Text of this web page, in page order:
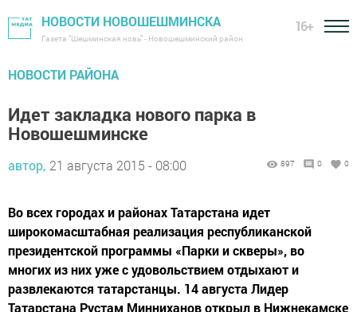
НОВОСТИ НОВОШЕШМИНСКА
Газета "Шешминская новь" - Новошешминский район
16+
НОВОСТИ РАЙОНА
Идет закладка нового парка в
Новошешминске
автор, 21 августа 2015 - 08:00 897 0 0
Во всех городах и районах Татарстана идет
широкомасштабная реализация республиканской
президентской программы «Парки и скверы», во
многих из них уже с удовольствием отдыхают и
развлекаются татарстанцы. 14 августа Лидер
Татарстана Рустам Минниханов открыл в Нижнекамске